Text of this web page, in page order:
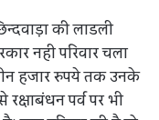
की लाडली
नही परिवार चला
हजार रुपये तक उनके
पर्व पर भी